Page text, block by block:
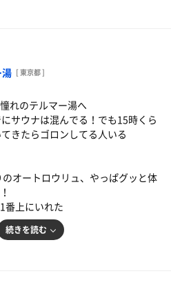
も関わらず、その期待のはるか上
ス、動線最高。整いイスの前に大
ます。
ルマー、ルビーパレス、色んなサ
ニューウイングがダントツ一番好
はここに住みたいよ。
タ度：★★★★★
ら出て、大好きな亀戸餃子へ、、
そこまで冷たくはない気が、、
ウナ前で良い！
の木もボロボロになっていて気に
呂は正直要らないし、HPの雰囲
り、せっかく露天風呂まであるの
分も気をつけよ
タ度：★☆☆
[ 東京都 ]
れのテルマー湯へ
サウナは混んでる！でも15時くら
きたらゴロンしてる人いる
オートロウリュ、やっぱグッと体
番上にいれた
、効果は謎
ので、コンタクトユーザーはメガ
行った押上 大黒湯が最高だったな
続きを読む